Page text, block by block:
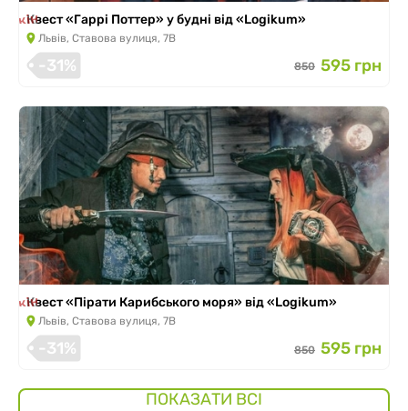
Квест «Гаррі Поттер» у будні від «Logikum»
Львів, Ставова вулиця, 7В
-31% 850 595 грн
Квест «Пірати Карибського моря» від «Logikum»
Львів, Ставова вулиця, 7В
-31% 850 595 грн
ПОКАЗАТИ ВСІ